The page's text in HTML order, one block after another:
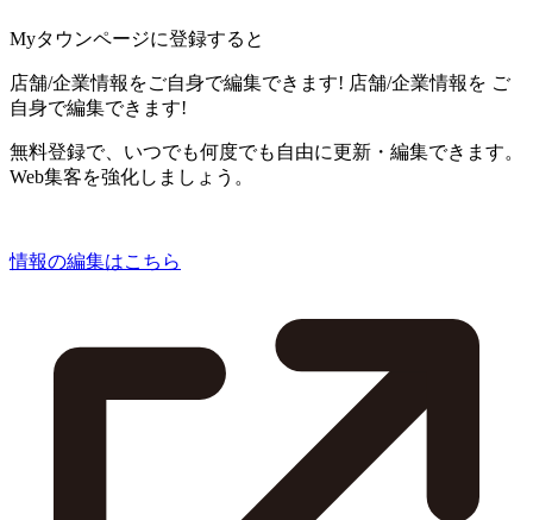
Myタウンページに登録すると
店舗/企業情報をご自身で編集できます! 店舗/企業情報を ご
自身で編集できます!
無料登録で、いつでも何度でも自由に更新・編集できます。
Web集客を強化しましょう。
情報の編集はこちら